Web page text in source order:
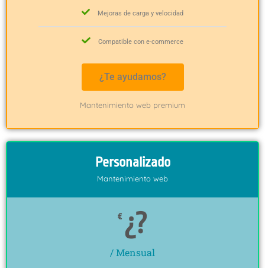
Mejoras de carga y velocidad
Compatible con e-commerce
¿Te ayudamos?
Mantenimiento web premium
Personalizado
Mantenimiento web
€ ¿?
/ Mensual